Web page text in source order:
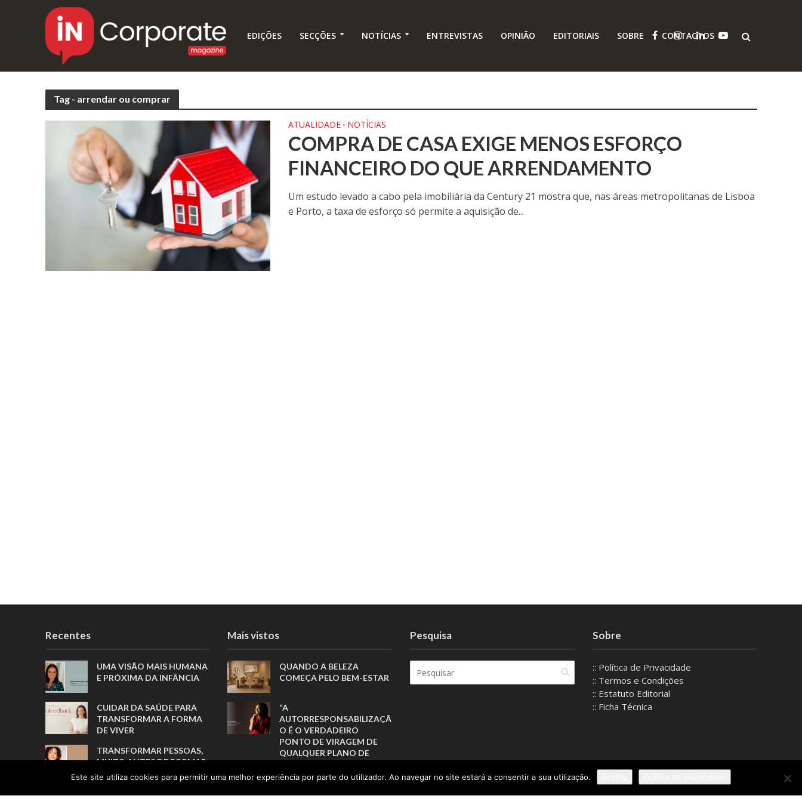
EDIÇÕES SECÇÕES NOTÍCIAS ENTREVISTAS OPINIÃO EDITORIAIS SOBRE CONTACTOS
Tag - arrendar ou comprar
ATUALIDADE • NOTÍCIAS
COMPRA DE CASA EXIGE MENOS ESFORÇO
FINANCEIRO DO QUE ARRENDAMENTO
Um estudo levado a cabo pela imobiliária da Century 21 mostra que, nas áreas metropolitanas de Lisboa
e Porto, a taxa de esforço só permite a aquisição de...
Recentes
UMA VISÃO MAIS HUMANA
E PRÓXIMA DA INFÂNCIA
CUIDAR DA SAÚDE PARA
TRANSFORMAR A FORMA
DE VIVER
TRANSFORMAR PESSOAS,
MUITO ANTES DE FORMAR
ATLETAS
A TRADUÇÃO COMO ELO
Mais vistos
QUANDO A BELEZA
COMEÇA PELO BEM-ESTAR
“A
AUTORRESPONSABILIZAÇÃ
O É O VERDADEIRO
PONTO DE VIRAGEM DE
QUALQUER PLANO DE
“O FUTURO DO TRABALHO
CONSTRÓI-SE POR QUEM
Pesquisa Sobre
:: Política de Privacidade
:: Termos e Condições
:: Estatuto Editorial
:: Ficha Técnica
Este site utiliza cookies para permitir uma melhor experiência por parte do utilizador. Ao navegar no site estará a consentir a sua utilização.